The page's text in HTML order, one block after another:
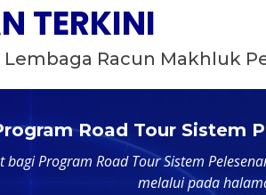
TERKINI
Racun Makhluk
Kursus
Dimaklumkan bahawa bermula
penjualan diwajibkan untuk